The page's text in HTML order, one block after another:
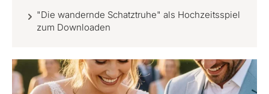
"Die wandernde Schatztruhe" als Hochzeitsspiel
zum Downloaden